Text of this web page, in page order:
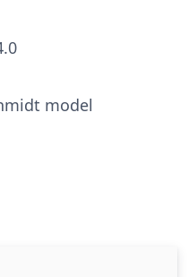
model